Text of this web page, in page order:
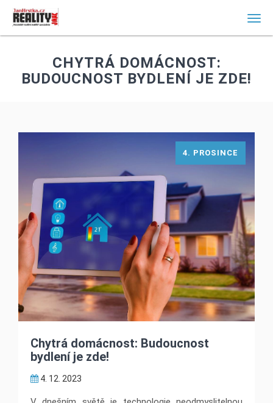
CHYTRÁ DOMÁCNOST:
BUDOUCNOST BYDLENÍ JE ZDE!
Chytrá domácnost: Budoucnost
bydlení je zde!
4. 12. 2023
4. PROSINCE